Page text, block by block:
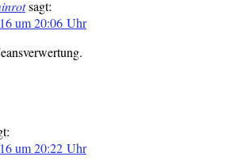
sagt:
um 20:06 Uhr
um 20:22 Uhr